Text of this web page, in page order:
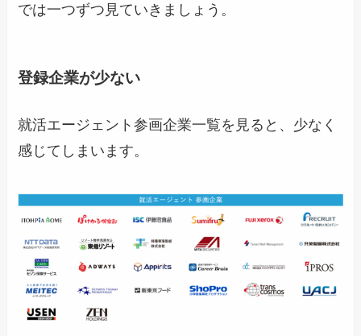
では一つずつ見ていきましょう。
登録企業が少ない
就活エージェント参画企業一覧を見ると、少なく
感じてしまいます。